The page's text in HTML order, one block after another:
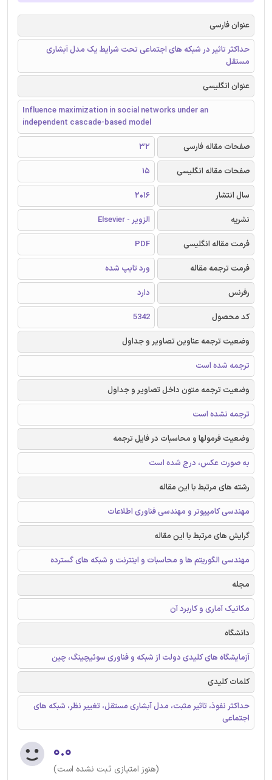
عنوان فارسی
حداکثر تاثیر در شبکه های اجتماعی تحت شرایط یک مدل آبشاری
مستقل
عنوان انگلیسی
Influence maximization in social networks under an
independent cascade-based model
صفحات مقاله فارسی
32
صفحات مقاله انگلیسی
15
سال انتشار
2016
نشریه
الزویر - Elsevier
فرمت مقاله انگلیسی
PDF
فرمت ترجمه مقاله
ورد تایپ شده
رفرنس
دارد
کد محصول
5342
وضعیت ترجمه عناوین تصاویر و جداول
ترجمه شده است
وضعیت ترجمه متون داخل تصاویر و جداول
ترجمه نشده است
وضعیت فرمولها و محاسبات در فایل ترجمه
به صورت عکس، درج شده است
رشته های مرتبط با این مقاله
مهندسی کامپیوتر و مهندسی فناوری اطلاعات
گرایش های مرتبط با این مقاله
مهندسی الگوریتم ها و محاسبات و اینترنت و شبکه های گسترده
مجله
مکانیک آماری و کاربرد آن
دانشگاه
آزمایشگاه های کلیدی دولت از شبکه و فناوری سوئیچینگ، چین
کلمات کلیدی
حداکثر نفوذ، تاثیر مثبت، مدل آبشاری مستقل، تغییر نظر، شبکه های
اجتماعی
۰.۰
(هنوز امتیازی ثبت نشده است)